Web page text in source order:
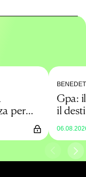
per
Gpa:
il